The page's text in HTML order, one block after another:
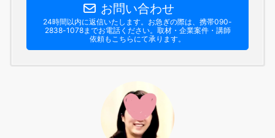
お問い合わせ
24時間以内に返信いたします。お急ぎの際は、携帯090-
2838-1078までお電話ください。​取材・企業案件・講師
依頼もこちらにて承ります。